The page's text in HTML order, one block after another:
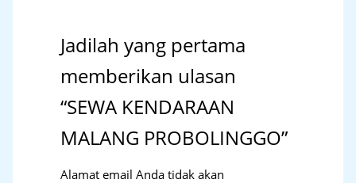
Jadilah yang pertama
memberikan ulasan
“SEWA KENDARAAN
MALANG PROBOLINGGO”
Alamat email Anda tidak akan